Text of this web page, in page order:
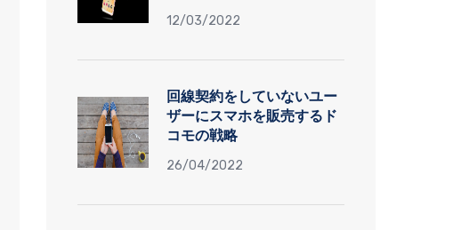
12/03/2022
回線契約をしていないユー
ザーにスマホを販売するド
コモの戦略
26/04/2022